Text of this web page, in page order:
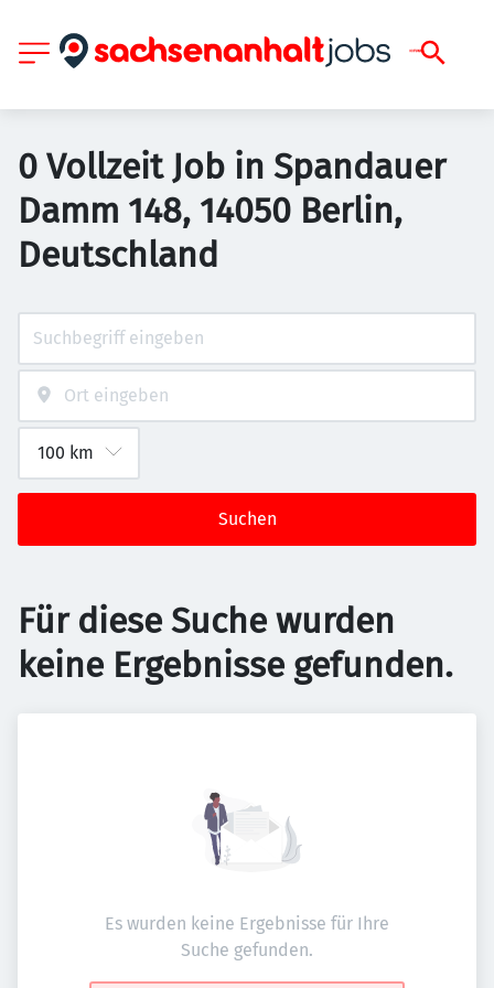
0 Vollzeit Job in Spandauer
Damm 148, 14050 Berlin,
Deutschland
Suchen
Für diese Suche wurden
keine Ergebnisse gefunden.
Es wurden keine Ergebnisse für Ihre
Suche gefunden.